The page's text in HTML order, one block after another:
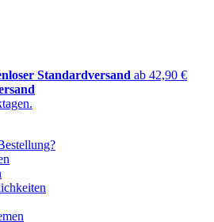
Standardversand ab 42,90 €